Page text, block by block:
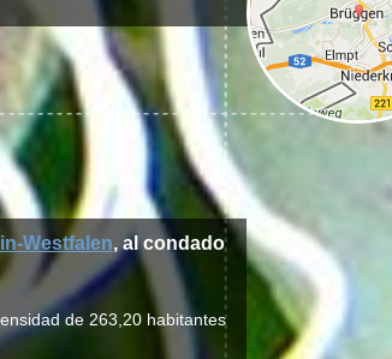
Westfalen, al condado
de 263,20 habitantes